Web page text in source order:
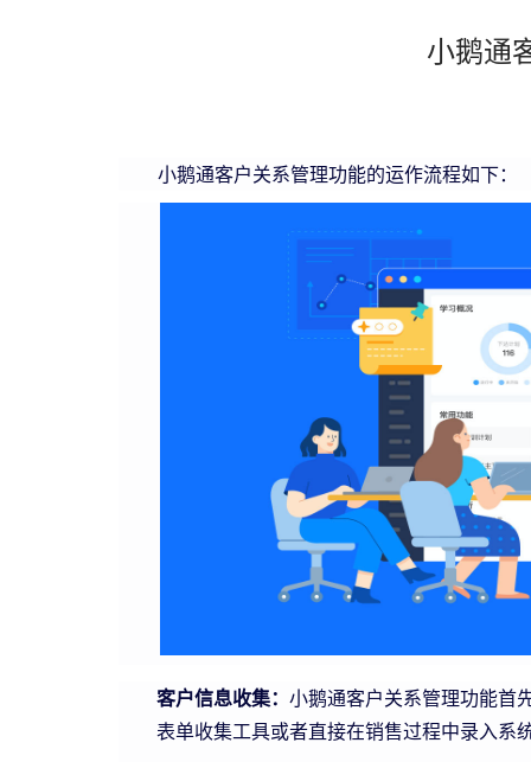
小鹅通
小鹅通客户关系管理功能的运作流程如下：
客户信息收集： 小鹅通客户关系管理功能首
表单收集工具或者直接在销售过程中录入系